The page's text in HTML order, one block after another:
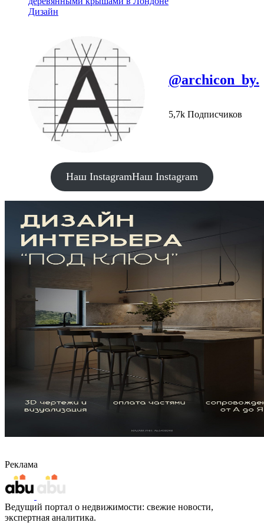
Дизайн
@archicon_by.
5,7k Подписчиков
Наш InstagramНаш Instagram
Реклама
Ведущий портал о недвижимости: свежие новости,
экспертная аналитика.